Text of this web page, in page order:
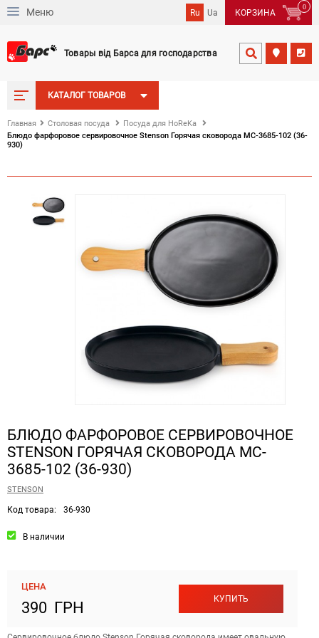
Меню Ru Ua
0
КОРЗИНА
Товары від Барса для господарства  
КАТАЛОГ ТОВАРОВ
Главная Столовая посуда
Посуда для HoReKa
Блюдо фарфоровое сервировочное Stenson Горячая сковорода MC-3685-102 (36-
930)
БЛЮДО ФАРФОРОВОЕ СЕРВИРОВОЧНОЕ
STENSON ГОРЯЧАЯ СКОВОРОДА MC-
3685-102 (36-930)
STENSON
Код товара: 36-930
В наличии
ЦЕНА
390 ГРН КУПИТЬ